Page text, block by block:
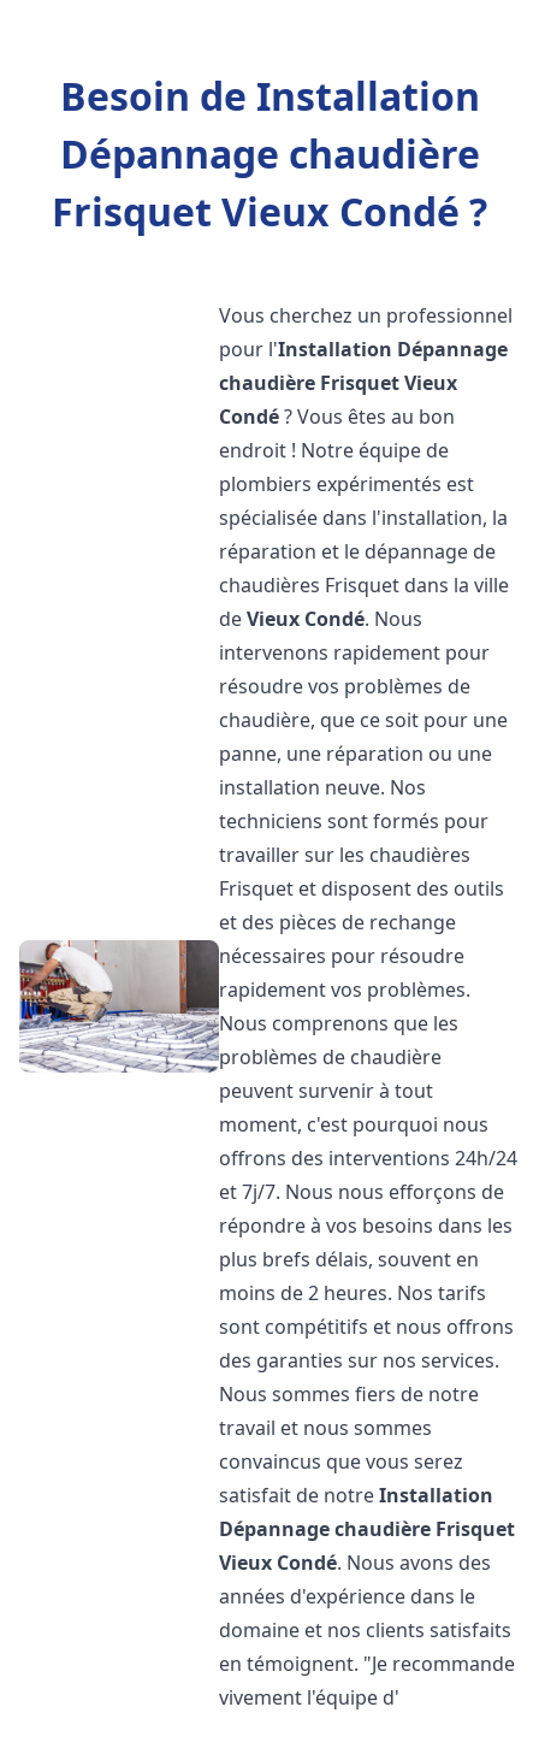
Besoin de Installation
Dépannage chaudière
Frisquet Vieux Condé ?
Vous cherchez un professionnel
pour l'Installation Dépannage
chaudière FrisquetVieux
Condé? Vous êtes au bon
endroit ! Notre équipe de
plombiers expérimentés est
spécialisée dans l'installation, la
réparation et le dépannage de
chaudières Frisquet dans la ville
deVieux Condé. Nous
intervenons rapidement pour
résoudre vos problèmes de
chaudière, que ce soit pour une
panne, une réparation ou une
installation neuve. Nos
techniciens sont formés pour
travailler sur les chaudières
Frisquet et disposent des outils
et des pièces de rechange
nécessaires pour résoudre
rapidement vos problèmes.
Nous comprenons que les
problèmes de chaudière
peuvent survenir à tout
moment, c'est pourquoi nous
offrons des interventions 24h/24
et 7j/7. Nous nous efforçons de
répondre à vos besoins dans les
plus brefs délais, souvent en
moins de 2 heures. Nos tarifs
sont compétitifs et nous offrons
des garanties sur nos services.
Nous sommes fiers de notre
travail et nous sommes
convaincus que vous serez
satisfait de notreInstallation
Dépannage chaudière Frisquet
Vieux Condé. Nous avons des
années d'expérience dans le
domaine et nos clients satisfaits
en témoignent. "Je recommande
vivement l'équipe d'